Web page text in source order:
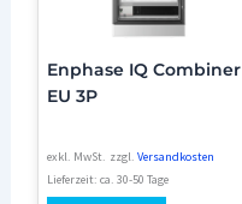
Enphase IQ Combiner
EU 3P
exkl. MwSt. zzgl.Versandkosten
Lieferzeit:ca. 30-50 Tage